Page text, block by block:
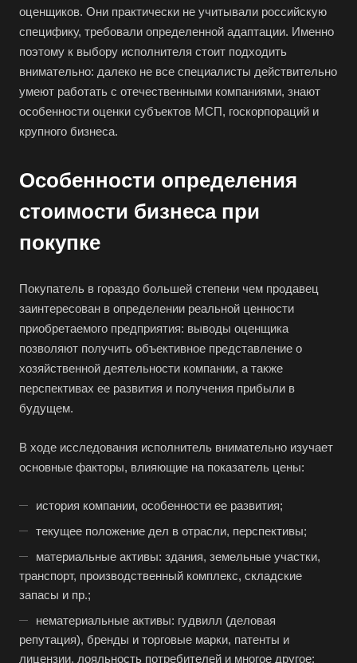
оценщиков. Они практически не учитывали российскую
специфику, требовали определенной адаптации. Именно
поэтому к выбору исполнителя стоит подходить
внимательно: далеко не все специалисты действительно
умеют работать с отечественными компаниями, знают
особенности оценки субъектов МСП, госкорпораций и
крупного бизнеса.
Особенности определения
стоимости бизнеса при
покупке
Покупатель в гораздо большей степени чем продавец
заинтересован в определении реальной ценности
приобретаемого предприятия: выводы оценщика
позволяют получить объективное представление о
хозяйственной деятельности компании, а также
перспективах ее развития и получения прибыли в
будущем.
В ходе исследования исполнитель внимательно изучает
основные факторы, влияющие на показатель цены:
история компании, особенности ее развития;
текущее положение дел в отрасли, перспективы;
материальные активы: здания, земельные участки,
транспорт, производственный комплекс, складские
запасы и пр.;
нематериальные активы: гудвилл (деловая
репутация), бренды и торговые марки, патенты и
лицензии, лояльность потребителей и многое другое;